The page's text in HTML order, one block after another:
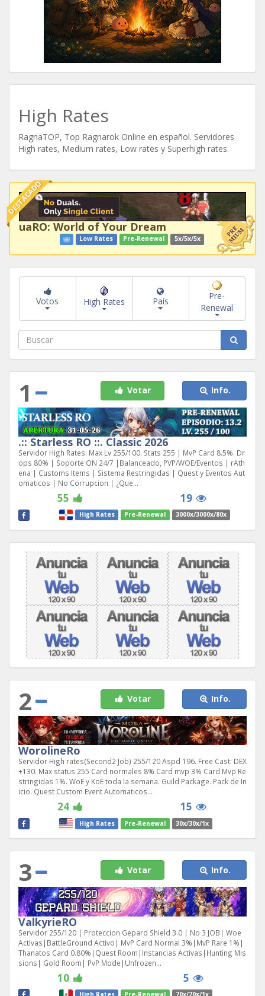
High Rates
RagnaTOP, Top Ragnarok Online en español. Servidores
High rates, Medium rates, Low rates y Superhigh rates.
DESTACADO
uaRO: World of Your Dream
Low Rates Pre-Renewal 5x/5x/5x
Votos High Rates País
Pre-
Renewal
1 Votar Info.
.:: Starless RO ::. Classic 2026
Servidor High Rates: Max Lv 255/100. Stats 255 | MvP Card 8.5%. Dr
ops 80% | Soporte ON 24/7 |Balanceado, PVP/WOE/Eventos | rAth
ena | Customs Items | Sistema Restringidas | Quest y Eventos Aut
omaticos | No Corrupcion | ¿Que...
55 19
High Rates Pre-Renewal 3000x/3000x/80x
2 Votar Info.
WorolineRo
Servidor High rates(Second2 Job) 255/120 Aspd 196. Free Cast: DEX
+130. Max status 255 Card normales 8% Card mvp 3% Card Mvp Re
stringidas 1%. WoE y KoE toda la semana. Guild Package. Pack de In
icio. Quest Custom Event Automaticos...
24 15
High Rates Pre-Renewal 30x/30x/1x
3 Votar Info.
ValkyrieRO
Servidor 255/120 | Proteccion Gepard Shield 3.0 | No 3 JOB| Woe
Activas|BattleGround Activo| MvP Card Normal 3%|MvP Rare 1%|
Thanatos Card 0.80%|Quest Room|Instancias Activas|Hunting Mis
sions| Gold Room| PvP Mode|Unfrozen...
10 5
High Rates Pre-Renewal 70x/70x/1x